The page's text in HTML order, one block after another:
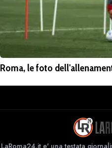
Roma, le foto
LaRoma24.it e' una testata